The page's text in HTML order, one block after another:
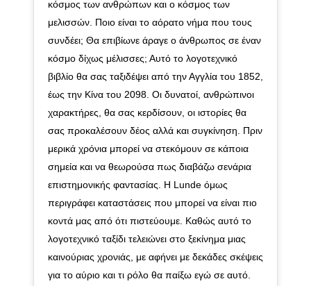
κόσμος των ανθρώπων και ο κόσμος των
μελισσών. Ποιο είναι το αόρατο νήμα που τους
συνδέει; Θα επιβίωνε άραγε ο άνθρωπος σε έναν
κόσμο δίχως μέλισσες; Αυτό το λογοτεχνικό
βιβλίο θα σας ταξιδέψει από την Αγγλία του 1852,
έως την Κίνα του 2098. Οι δυνατοί, ανθρώπινοι
χαρακτήρες, θα σας κερδίσουν, οι ιστορίες θα
σας προκαλέσουν δέος αλλά και συγκίνηση. Πριν
μερικά χρόνια μπορεί να στεκόμουν σε κάποια
σημεία και να θεωρούσα πως διαβάζω σενάρια
επιστημονικής φαντασίας. Η Lunde όμως
περιγράφει καταστάσεις που μπορεί να είναι πιο
κοντά μας από ότι πιστεύουμε. Καθώς αυτό το
λογοτεχνικό ταξίδι τελειώνει στο ξεκίνημα μιας
καινούριας χρονιάς, με αφήνει με δεκάδες σκέψεις
για το αύριο και τι ρόλο θα παίξω εγώ σε αυτό.